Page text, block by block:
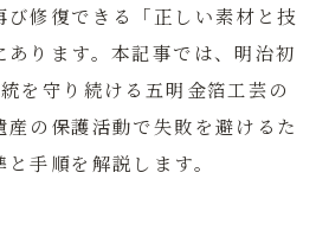
修復できる「正しい素材と技
ります。本記事では、明治初
を守り続ける 五明金箔工芸の
の保護活動で失敗を避けるた
手順を解説します。